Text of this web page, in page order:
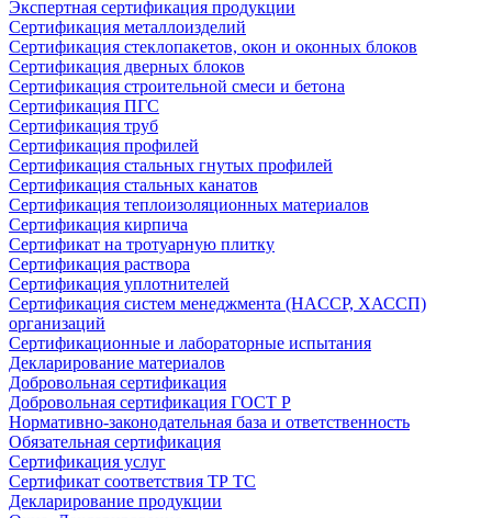
Экспертная сертификация продукции
Сертификация металлоизделий
Сертификация стеклопакетов, окон и оконных блоков
Сертификация дверных блоков
Сертификация строительной смеси и бетона
Сертификация ПГС
Сертификация труб
Сертификация профилей
Сертификация стальных гнутых профилей
Сертификация стальных канатов
Сертификация теплоизоляционных материалов
Сертификация кирпича
Сертификат на тротуарную плитку
Сертификация раствора
Сертификация уплотнителей
Сертификация систем менеджмента (HACCP, ХАССП)
организаций
Сертификационные и лабораторные испытания
Декларирование материалов
Добровольная сертификация
Добровольная сертификация ГОСТ Р
Нормативно-законодательная база и ответственность
Обязательная сертификация
Сертификация услуг
Сертификат соответствия ТР ТС
Декларирование продукции